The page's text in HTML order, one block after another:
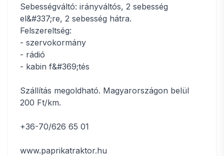
Sebességváltó: irányváltós, 2 sebesség
el&#337;re, 2 sebesség hátra.
Felszereltség:
- szervokormány
- rádió
- kabin f&#369;tés
Szállítás megoldható. Magyarországon belül
200 Ft/km.
+36-70/626 65 01
www.paprikatraktor.hu